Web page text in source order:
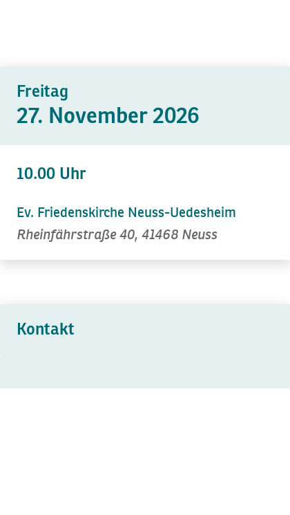
Freitag
27. November 2026
10.00 Uhr
Ev. Friedenskirche Neuss-Uedesheim
Rheinfährstraße 40, 41468 Neuss
Kontakt